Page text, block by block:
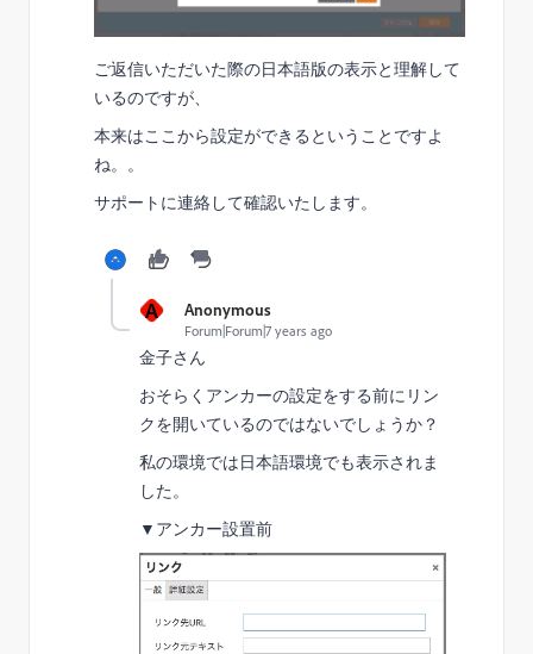
ご返信いただいた際の日本語版の表示と理解して
いるのですが、
本来はここから設定ができるということですよ
ね。。
サポートに連絡して確認いたします。
A Anonymous
Forum|Forum|7 years ago
金子さん
おそらくアンカーの設定をする前にリン
クを開いているのではないでしょうか？
私の環境では日本語環境でも表示されま
した。
▼アンカー設置前